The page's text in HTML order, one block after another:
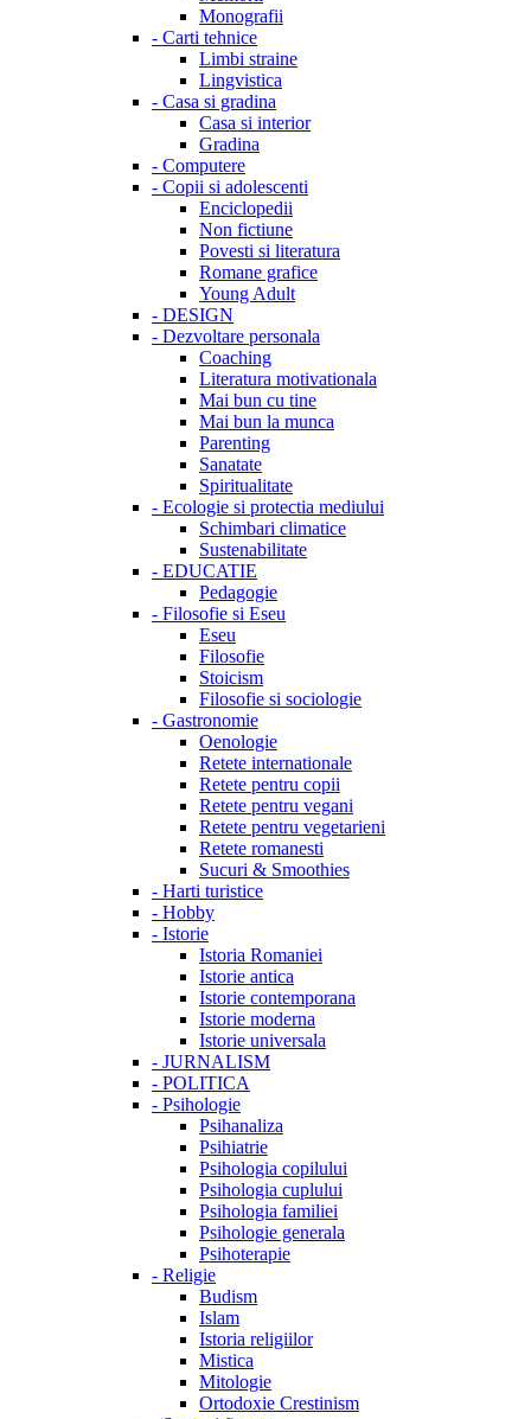
Monografii
- Carti tehnice
Limbi straine
Lingvistica
- Casa si gradina
Casa si interior
Gradina
- Computere
- Copii si adolescenti
Enciclopedii
Non fictiune
Povesti si literatura
Romane grafice
Young Adult
- DESIGN
- Dezvoltare personala
Coaching
Literatura motivationala
Mai bun cu tine
Mai bun la munca
Parenting
Sanatate
Spiritualitate
- Ecologie si protectia mediului
Schimbari climatice
Sustenabilitate
- EDUCATIE
Pedagogie
- Filosofie si Eseu
Eseu
Filosofie
Stoicism
Filosofie si sociologie
- Gastronomie
Oenologie
Retete internationale
Retete pentru copii
Retete pentru vegani
Retete pentru vegetarieni
Retete romanesti
Sucuri & Smoothies
- Harti turistice
- Hobby
- Istorie
Istoria Romaniei
Istorie antica
Istorie contemporana
Istorie moderna
Istorie universala
- JURNALISM
- POLITICA
- Psihologie
Psihanaliza
Psihiatrie
Psihologia copilului
Psihologia cuplului
Psihologia familiei
Psihologie generala
Psihoterapie
- Religie
Budism
Islam
Istoria religiilor
Mistica
Mitologie
Ortodoxie Crestinism